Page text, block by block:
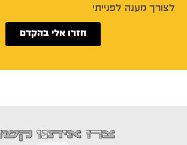
לצורך מענה לפנייתי
חזרו אלי בהקדם
צרו איתנו קשר